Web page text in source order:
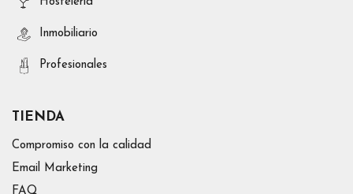
Inmobiliario
Profesionales
TIENDA
Compromiso con la calidad
Email Marketing
FAQ